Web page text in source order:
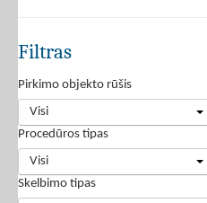
Filtras
Pirkimo objekto rūšis
Visi
Procedūros tipas
Visi
Skelbimo tipas